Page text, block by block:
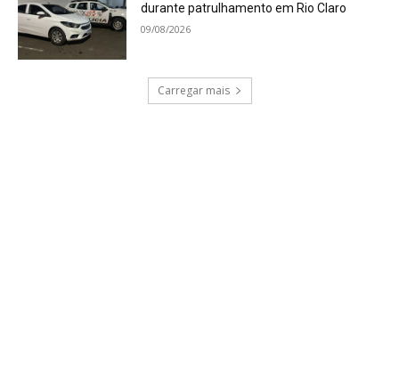
durante patrulhamento em Rio Claro
09/08/2026
Carregar mais